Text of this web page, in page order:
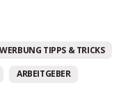
TIPPS & TRICKS
ARBEITGEBER